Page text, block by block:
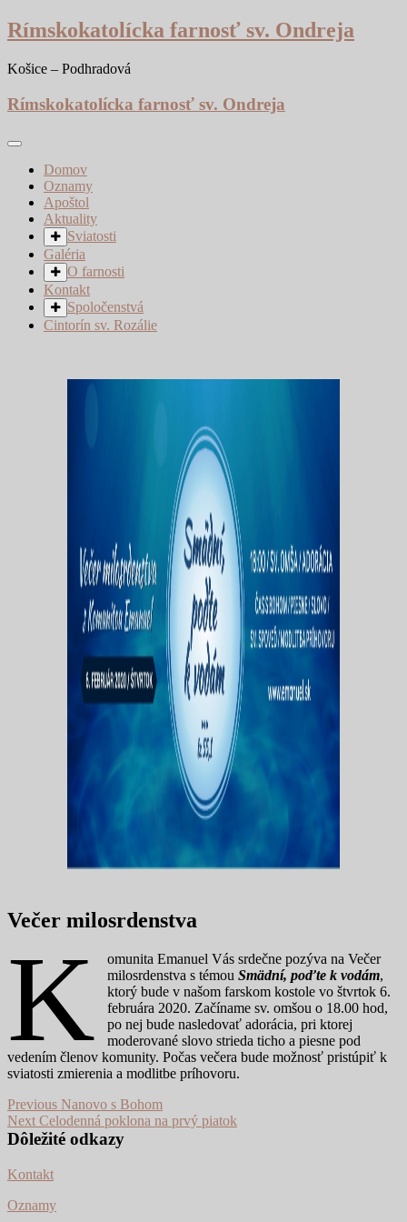
Skip
to
Rímskokatolícka farnosť sv. Ondreja
Košice – Podhradová
Rímskokatolícka farnosť sv. Ondreja
Domov
Oznamy
Apoštol
Aktuality
Sviatosti
Galéria
O farnosti
Kontakt
Spoločenstvá
Cintorín sv. Rozálie
Večer milosrdenstva
K
omunita Emanuel Vás srdečne pozýva na Večer
milosrdenstva s témouSmädní, poďte k vodám,
ktorý bude v našom farskom kostole vo štvrtok 6.
februára 2020. Začíname sv. omšou o 18.00 hod,
po nej bude nasledovať adorácia, pri ktorej
moderované slovo strieda ticho a piesne pod
vedením členov komunity. Počas večera bude možnosť pristúpiť k
sviatosti zmierenia a modlitbe príhovoru.
Navigácia
v
Previous Previous
post:
Nanovo s Bohom
Next Next
post:
Celodenná poklona na prvý piatok
Dôležité odkazy
Kontakt
Oznamy